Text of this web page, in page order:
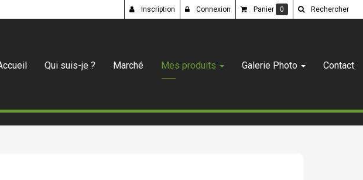
Qui suis-je ? Marché Mes produits Galerie Photo Contact
Inscription Connexion Panier 0 Rechercher